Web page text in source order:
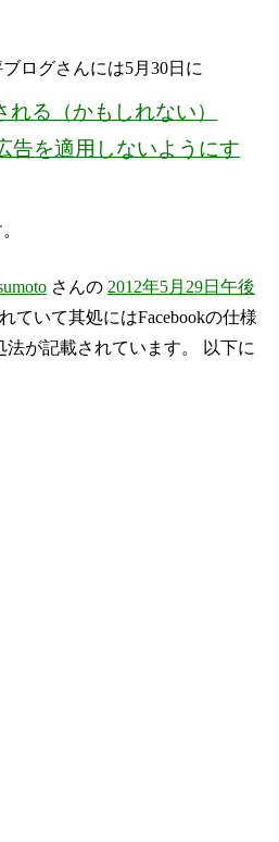
ログさんには5月30日に
る（かもしれない）
告を適用しないようにす
さんの 2012年5月29日午後
ていて其処にはFacebookの仕様
が記載されています。 以下に